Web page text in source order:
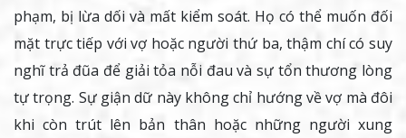
phạm, bị lừa dối và mất kiểm soát. Họ có thể muốn đối
mặt trực tiếp với vợ hoặc người thứ ba, thậm chí có suy
nghĩ trả đũa để giải tỏa nỗi đau và sự tổn thương lòng
tự trọng. Sự giận dữ này không chỉ hướng về vợ mà đôi
khi còn trút lên bản thân hoặc những người xung